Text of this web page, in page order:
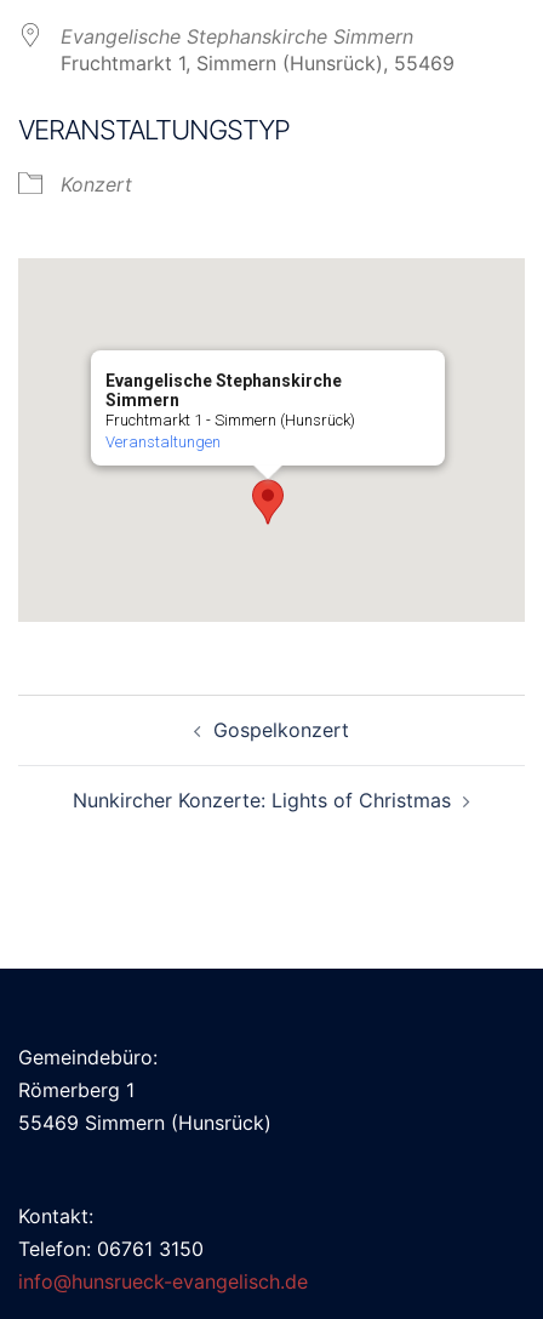
Evangelische Stephanskirche Simmern
Fruchtmarkt 1, Simmern (Hunsrück), 55469
VERANSTALTUNGSTYP
Konzert
Evangelische Stephanskirche
Simmern
Fruchtmarkt 1 - Simmern (Hunsrück)
Veranstaltungen
Gospelkonzert
Nunkircher Konzerte: Lights of Christmas
Gemeindebüro:
Römerberg 1
55469 Simmern (Hunsrück)
Kontakt:
Telefon: 06761 3150
info@hunsrueck-evangelisch.de